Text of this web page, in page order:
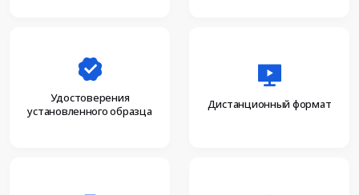
Удостоверения
установленного образца
Дистанционный формат